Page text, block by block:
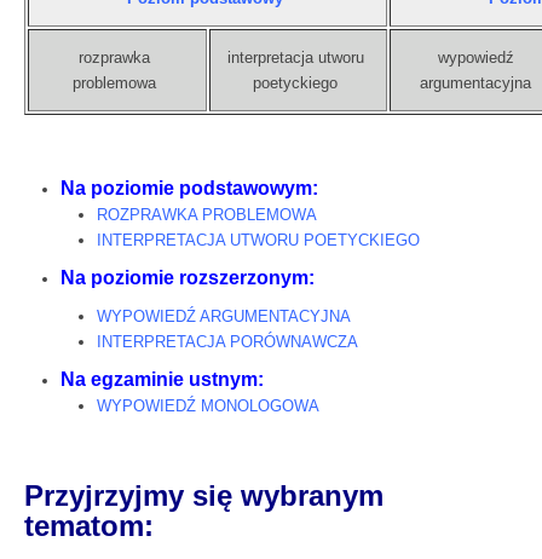
rozprawka
problemowa
interpretacja utworu
poetyckiego
wypowiedź
argumentacyjna
Na poziomie podstawowym:
ROZPRAWKA PROBLEMOWA
INTERPRETACJA UTWORU POETYCKIEGO
Na poziomie rozszerzonym:
WYPOWIEDŹ ARGUMENTACYJNA
INTERPRETACJA PORÓWNAWCZA
Na egzaminie ustnym:
WYPOWIEDŹ MONOLOGOWA
Przyjrzyjmy się wybranym
tematom: